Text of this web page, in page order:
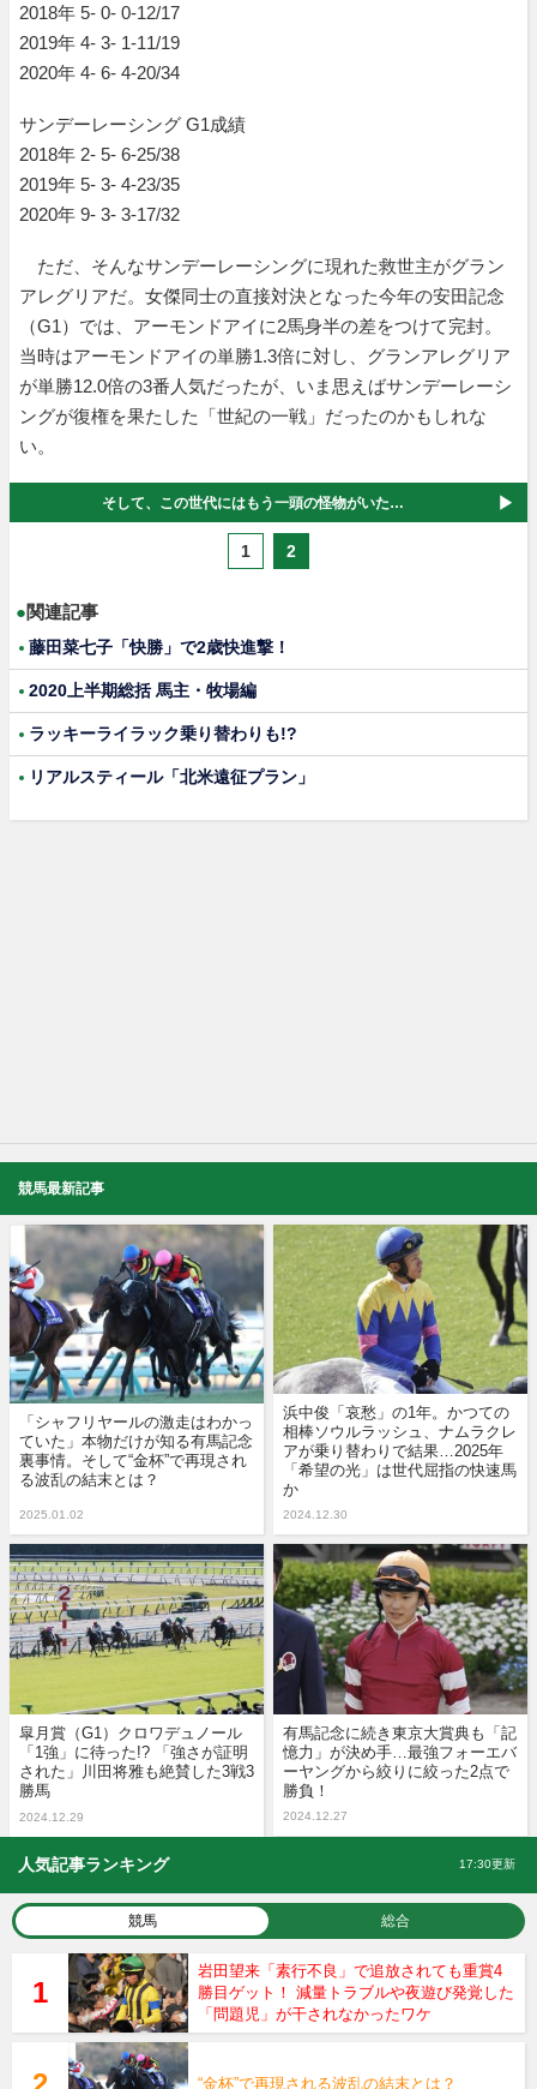
2018年 5- 0- 0-12/17
2019年 4- 3- 1-11/19
2020年 4- 6- 4-20/34
サンデーレーシング G1成績
2018年 2- 5- 6-25/38
2019年 5- 3- 4-23/35
2020年 9- 3- 3-17/32
ただ、そんなサンデーレーシングに現れた救世主がグラン
アレグリアだ。女傑同士の直接対決となった今年の安田記念
（G1）では、アーモンドアイに2馬身半の差をつけて完封。
当時はアーモンドアイの単勝1.3倍に対し、グランアレグリア
が単勝12.0倍の3番人気だったが、いま思えばサンデーレーシ
ングが復権を果たした「世紀の一戦」だったのかもしれな
い。
そして、この世代にはもう一頭の怪物がいた…
1 2
●関連記事
藤田菜七子「快勝」で2歳快進撃！
2020上半期総括 馬主・牧場編
ラッキーライラック乗り替わりも!?
リアルスティール「北米遠征プラン」
競馬最新記事
「シャフリヤールの激走はわかっ
ていた」本物だけが知る有馬記念
裏事情。そして“金杯”で再現され
る波乱の結末とは？
2025.01.02
浜中俊「哀愁」の1年。かつての
相棒ソウルラッシュ、ナムラクレ
アが乗り替わりで結果…2025年
「希望の光」は世代屈指の快速馬
か
2024.12.30
皐月賞（G1）クロワデュノール
「1強」に待った!? 「強さが証明
された」川田将雅も絶賛した3戦3
勝馬
2024.12.29
有馬記念に続き東京大賞典も「記
憶力」が決め手…最強フォーエバ
ーヤングから絞りに絞った2点で
勝負！
2024.12.27
人気記事ランキング 17:30更新
競馬 総合
岩田望来「素行不良」で追放されても重賞4
勝目ゲット！ 減量トラブルや夜遊び発覚した
「問題児」が干されなかったワケ
“金杯”で再現される波乱の結末とは？